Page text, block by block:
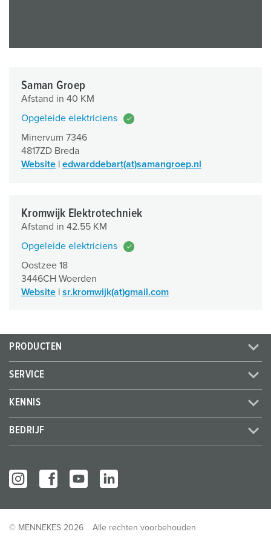
Saman Groep
Afstand in 40 KM
Opgeleide elektriciens
Minervum 7346
4817ZD Breda
Website
edwarddebart(at)samangroep.nl
Kromwijk Elektrotechniek
Afstand in 42.55 KM
Opgeleide elektriciens
Oostzee 18
3446CH Woerden
Website
sr.kromwijk(at)gmail.com
Elektro Vogels
Opgeleide elektriciens
5705AC Helmond
Website|marc(at)elektrovogels.nl
K.I.P. Electro
Afstand in 43.96 KM
PRODUCTEN
SERVICE
KENNIS
BEDRIJF
© MENNEKES 2026 Alle rechten voorbehouden